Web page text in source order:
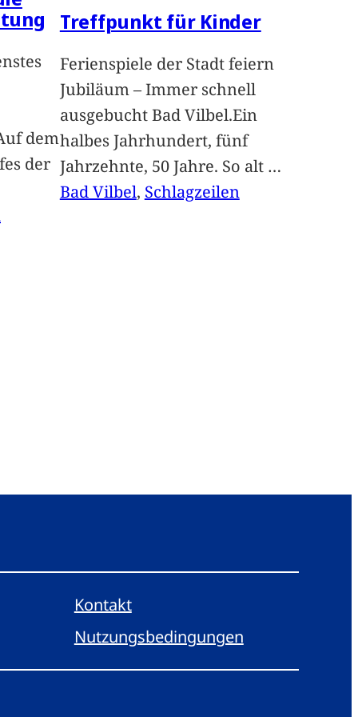
dem
der
Treffpunkt für Kinder
Ferienspiele der Stadt feiern
Jubiläum – Immer schnell
ausgebucht Bad Vilbel.Ein
halbes Jahrhundert, fünf
Jahrzehnte, 50 Jahre. So alt …
Bad Vilbel, Schlagzeilen
Kontakt
Nutzungsbedingungen